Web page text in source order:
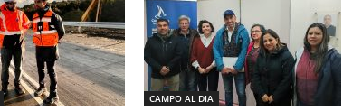
CAMPO AL DIA